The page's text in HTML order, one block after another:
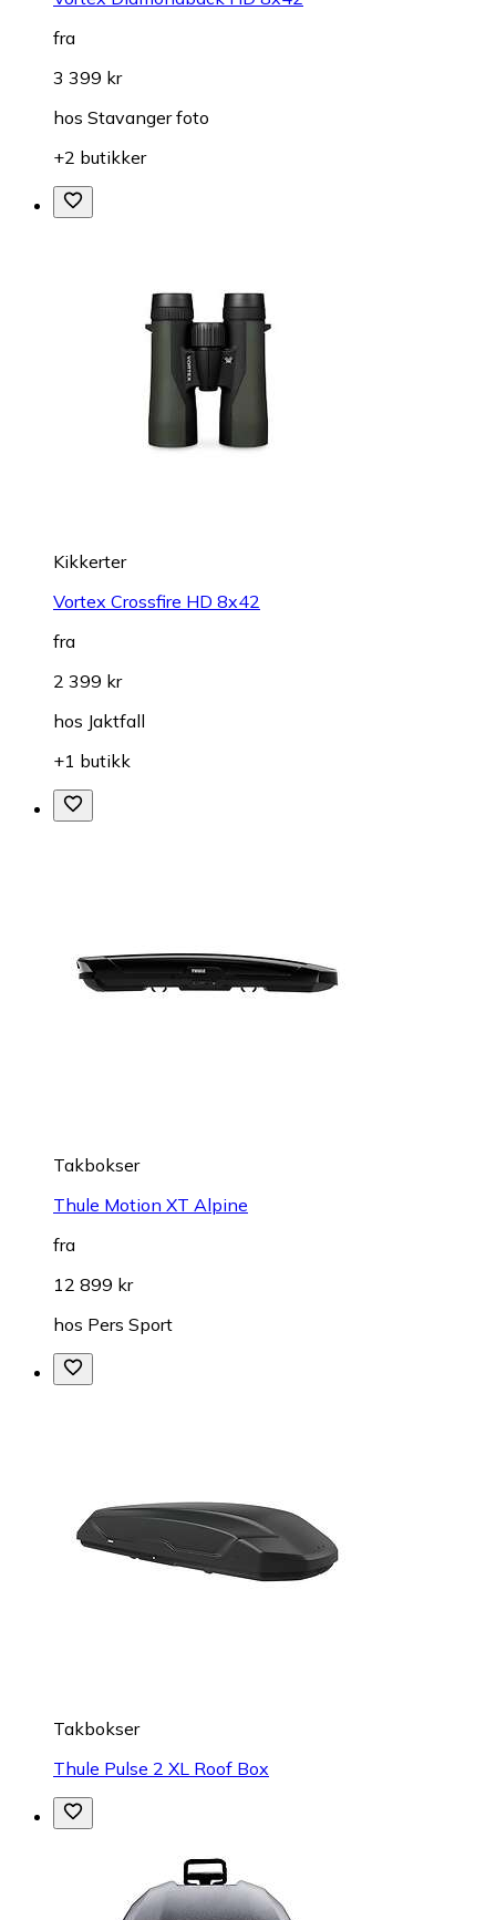
fra
3 399 kr
hos Stavanger foto
+2 butikker
Kikkerter
Vortex Crossfire HD 8x42
fra
2 399 kr
hos Jaktfall
+1 butikk
Takbokser
Thule Motion XT Alpine
fra
12 899 kr
hos Pers Sport
Takbokser
Thule Pulse 2 XL Roof Box